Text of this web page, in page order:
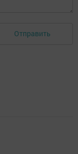
Отправить